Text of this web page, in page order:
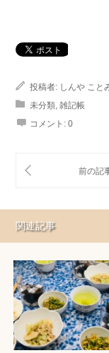
投稿者: しんや こと
未分類, 雑記帳
コメント: 0
関連記事